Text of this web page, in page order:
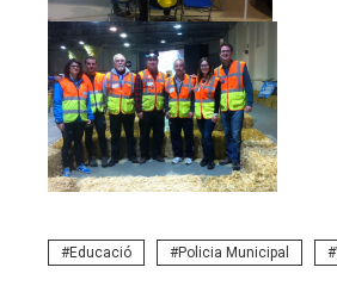
Educació Policia Municipal